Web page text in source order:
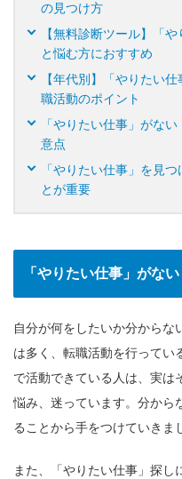
の見つけ方
【無料診断ツール】「
と悩む方におすすめ
【年代別】「やりたい
職活動のポイント
「やりたい仕事」がな
意点
「やりたい仕事」を見
とが重要
「やりたい仕事」がな
自分が何をしたいか分からな
は多く、転職活動を行ってい
で活動できている人は、実は
悩み、迷っています。分から
ることから手をつけていきま
また、「やりたい仕事」探し